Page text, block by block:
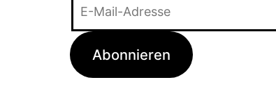
Adresse
Abonnieren